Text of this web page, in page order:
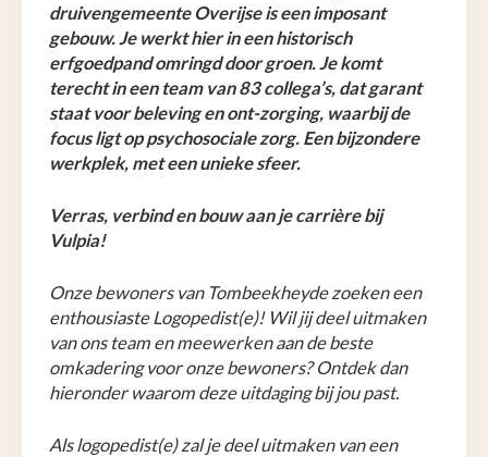
druivengemeente Overijse is een imposant
gebouw. Je werkt hier in een historisch
erfgoedpand omringd door groen. Je komt
terecht in een team van 83 collega’s, dat garant
staat voor beleving en ont-zorging, waarbij de
focus ligt op psychosociale zorg. Een bijzondere
werkplek, met een unieke sfeer.
Verras, verbind en bouw aan je carrière bij
Vulpia!
Onze bewoners van Tombeekheyde zoeken een
enthousiaste Logopedist(e)! Wil jij deel uitmaken
van ons team en meewerken aan de beste
omkadering voor onze bewoners? Ontdek dan
hieronder waarom deze uitdaging bij jou past.
Als logopedist(e) zal je deel uitmaken van een